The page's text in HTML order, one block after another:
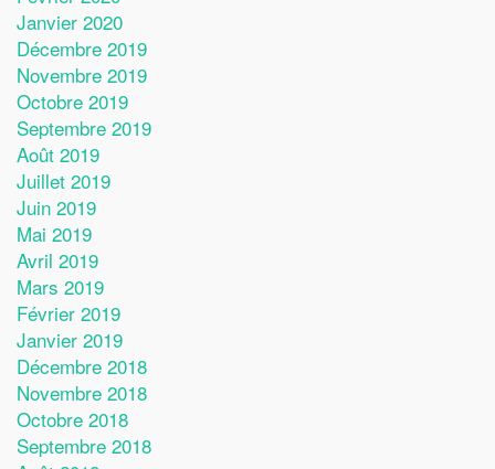
Janvier 2020
Décembre 2019
Novembre 2019
Octobre 2019
Septembre 2019
Août 2019
Juillet 2019
Juin 2019
Mai 2019
Avril 2019
Mars 2019
Février 2019
Janvier 2019
Décembre 2018
Novembre 2018
Octobre 2018
Septembre 2018